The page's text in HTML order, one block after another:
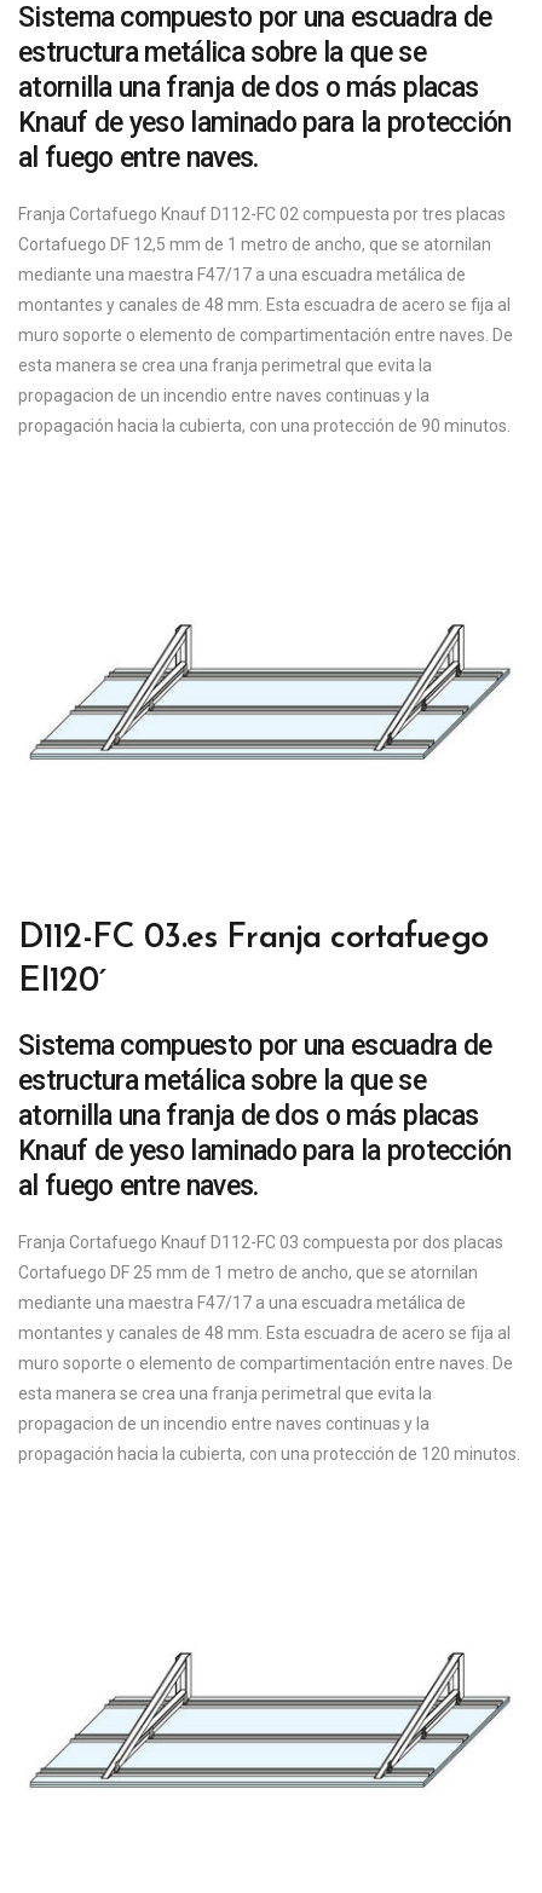
Sistema compuesto por una escuadra de
estructura metálica sobre la que se
atornilla una franja de dos o más placas
Knauf de yeso laminado para la protección
al fuego entre naves.
Franja Cortafuego Knauf D112-FC 02 compuesta por tres placas
Cortafuego DF 12,5 mm de 1 metro de ancho, que se atornilan
mediante una maestra F47/17 a una escuadra metálica de
montantes y canales de 48 mm. Esta escuadra de acero se fija al
muro soporte o elemento de compartimentación entre naves. De
esta manera se crea una franja perimetral que evita la
propagacion de un incendio entre naves continuas y la
propagación hacia la cubierta, con una protección de 90 minutos.
D112-FC 03.es Franja cortafuego
EI120´
Sistema compuesto por una escuadra de
estructura metálica sobre la que se
atornilla una franja de dos o más placas
Knauf de yeso laminado para la protección
al fuego entre naves.
Franja Cortafuego Knauf D112-FC 03 compuesta por dos placas
Cortafuego DF 25 mm de 1 metro de ancho, que se atornilan
mediante una maestra F47/17 a una escuadra metálica de
montantes y canales de 48 mm. Esta escuadra de acero se fija al
muro soporte o elemento de compartimentación entre naves. De
esta manera se crea una franja perimetral que evita la
propagacion de un incendio entre naves continuas y la
propagación hacia la cubierta, con una protección de 120 minutos.